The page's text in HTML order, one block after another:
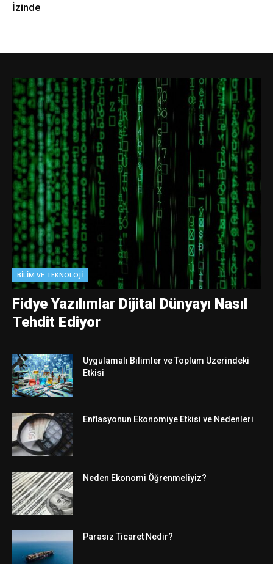
İzinde
BILIM VE TEKNOLOJI
Fidye Yazılımlar Dijital Dünyayı Nasıl
Tehdit Ediyor
Uygulamalı Bilimler ve Toplum Üzerindeki
Etkisi
Enflasyonun Ekonomiye Etkisi ve Nedenleri
Neden Ekonomi Öğrenmeliyiz?
Parasız Ticaret Nedir?